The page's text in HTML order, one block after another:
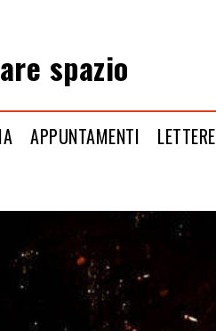
spazio
APPUNTAMENTI LETTERE